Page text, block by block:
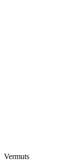
Vermuts